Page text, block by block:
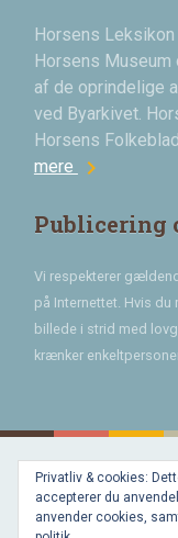
Horsens
Horsens
af de oprindelige
ved Byarkivet.
Horsens
mere chevron_right
Publicering
Vi respekterer
på Internettet. Hvis du
billede i strid med
krænker
Privatliv & cookies:
accepterer du
anvender cookies,